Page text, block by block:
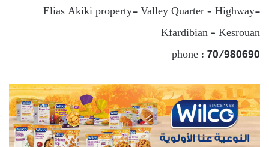
Elias Akiki property- Valley Quarter – Highway-
Kfardibian – Kesrouan
phone : 70/980690